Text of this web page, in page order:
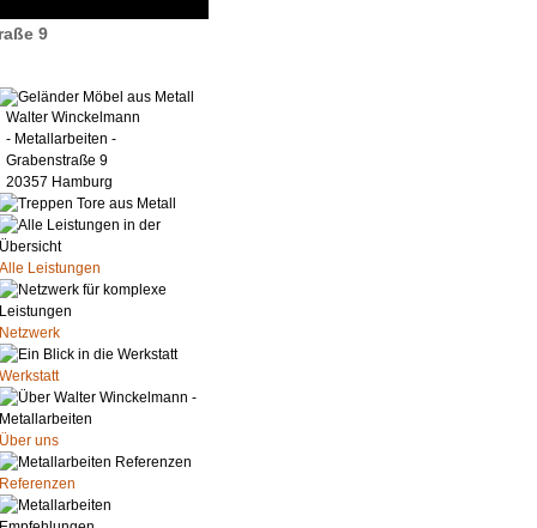
9
Walter Winckelmann
- Metallarbeiten -
Grabenstraße 9
20357 Hamburg
Alle Leistungen
Netzwerk
Werkstatt
Über uns
Referenzen